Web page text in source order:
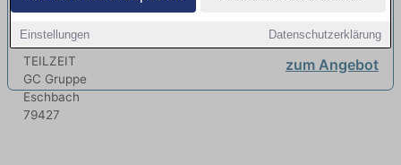
Einstellungen Datenschutzerklärung
GC Gruppe | Eschbach
zum Angebot